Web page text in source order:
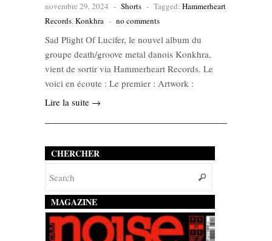
novembre 29, 2024 - Shorts - Tagged: Hammerheart
Records,Konkhra - no comments
Sad Plight Of Lucifer, le nouvel album du
groupe death/groove metal danois Konkhra,
vient de sortir via Hammerheart Records. Le
voici en écoute : Le premier : Artwork :
Lire la suite →
CHERCHER
MAGAZINE